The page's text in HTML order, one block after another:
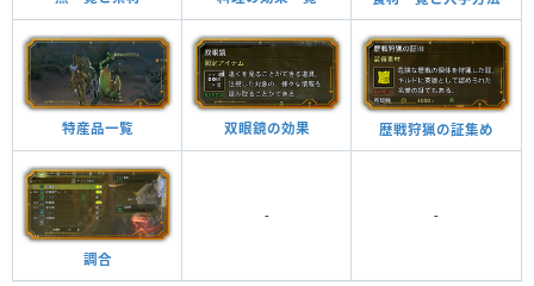
特産品一覧 双眼鏡の効果 歴戦狩猟の証集め
調合
- -